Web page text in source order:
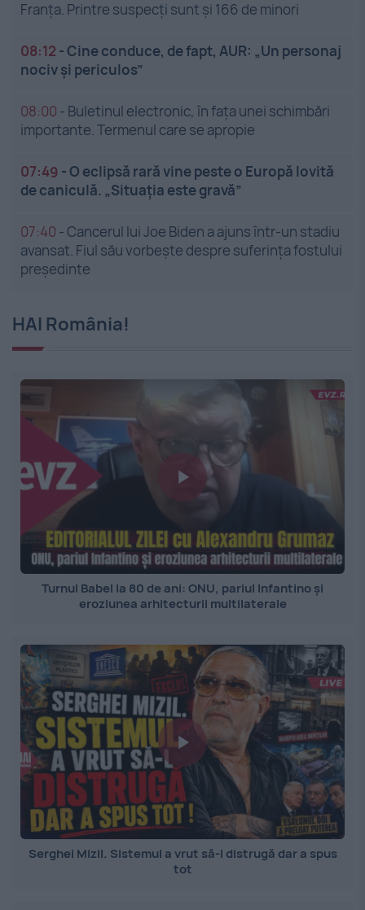
Franța. Printre suspecți sunt și 166 de minori
08:12 -Cine conduce, de fapt, AUR: „Un personaj
nociv și periculos”
08:00 - Buletinul electronic, în fața unei schimbări
importante. Termenul care se apropie
07:49 -O eclipsă rară vine peste o Europă lovită
de caniculă. „Situația este gravă”
07:40 -Cancerul lui Joe Biden a ajuns într-un stadiu
avansat. Fiul său vorbește despre suferința fostului
președinte
HAI România!
Turnul Babel la 80 de ani: ONU, pariul Infantino și
eroziunea arhitecturii multilaterale
Serghei Mizil. Sistemul a vrut să-l distrugă dar a spus
tot